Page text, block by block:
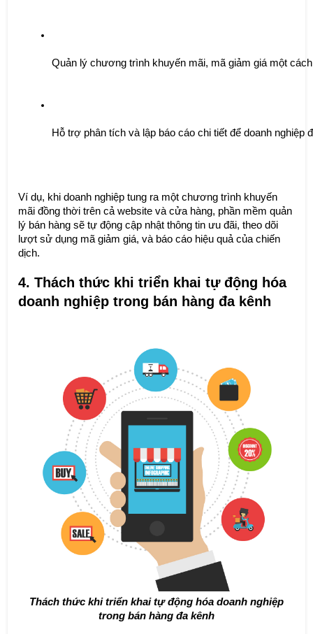
Quản lý chương trình khuyến mãi, mã giảm giá một
Hỗ trợ phân tích và lập báo cáo chi tiết để doanh
Ví dụ, khi doanh nghiệp tung ra một chương trình khuyến
mãi đồng thời trên cả website và cửa hàng, phần mềm quản
lý bán hàng sẽ tự động cập nhật thông tin ưu đãi, theo dõi
lượt sử dụng mã giảm giá, và báo cáo hiệu quả của chiến
dịch.
4. Thách thức khi triển khai tự động hóa
doanh nghiệp trong bán hàng đa kênh
Thách thức khi triển khai tự động hóa doanh nghiệp
trong bán hàng đa kênh